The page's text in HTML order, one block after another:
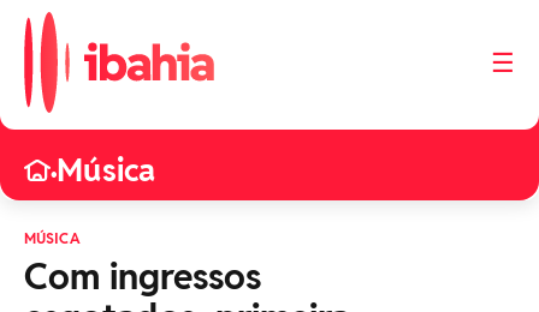
☰
•Música
MÚSICA
Com ingressos